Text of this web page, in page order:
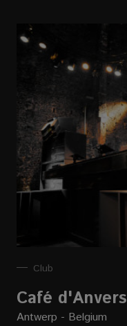
Club
Café d'Anvers
Antwerp - Belgium